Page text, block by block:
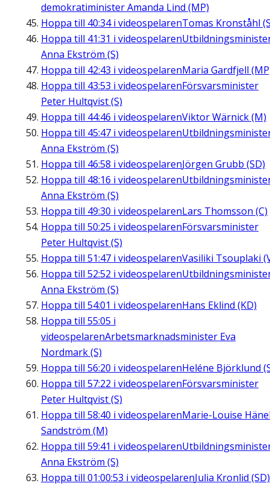
demokratiminister Amanda Lind (MP)
Hoppa till 40:34i videospelarenTomas Kronståhl
Hoppa till 41:31 i videospelaren
Anna Ekström (S)
Hoppa till 42:43 i videospelarenMaria Gardfjell
Hoppa till 43:53 i videospelarenFörsvarsminister
Peter Hultqvist (S)
Hoppa till 44:46 i videospelarenViktor Wärnick (M)
Hoppa till 45:47 i videospelaren
Anna Ekström (S)
Hoppa till 46:58 i videospelarenJörgen Grubb (SD)
Hoppa till 48:16 i videospelaren
Anna Ekström (S)
Hoppa till 49:30 i videospelarenLars Thomsson (C)
Hoppa till 50:25 i videospelarenFörsvarsminister
Peter Hultqvist (S)
Hoppa till 51:47 i videospelarenVasiliki Tsouplaki
Hoppa till 52:52 i videospelaren
Anna Ekström (S)
Hoppa till 54:01 i videospelarenHans Eklind (KD)
Hoppa till 55:05 i
videospelarenArbetsmarknadsminister Eva
Nordmark (S)
Hoppa till 56:20 i videospelarenHeléne Björklund
Hoppa till 57:22 i videospelarenFörsvarsminister
Peter Hultqvist (S)
Hoppa till 58:40 i videospelarenMarie-Louise
Sandström (M)
Hoppa till 59:41 i videospelaren
Anna Ekström (S)
Hoppa till 01:00:53 i videospelarenJulia Kronlid (SD)